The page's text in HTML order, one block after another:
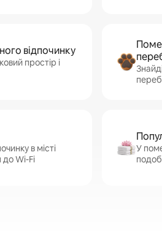
відпочинку
простір і
в місті
до Wi-Fi
У